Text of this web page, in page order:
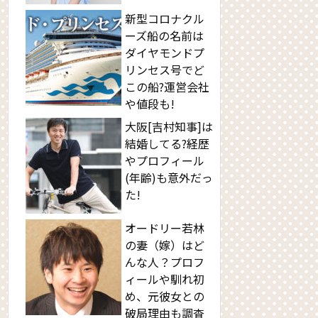
新型コロナクル
ーズ船の名前は
ダイヤモンドプ
リンセス号でど
この船?運営会社
や値段も!
大阪[吉村知事]は
結婚してる?経歴
やプロフィール
(年齢)も意外だっ
た!
オードリー若林
の妻（嫁）はど
んな人？プロフ
ィールや馴れ初
め、元彼女との
破局理由も調査